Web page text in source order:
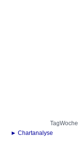
TagWoche
► Chartanalyse